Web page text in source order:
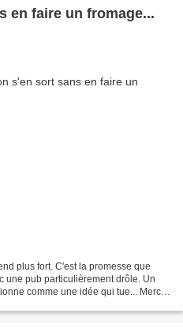
en faire un fromage...
plus fort. C'est la promesse que
une pub particulièrement drôle. Un
comme une idée qui tue... Merci